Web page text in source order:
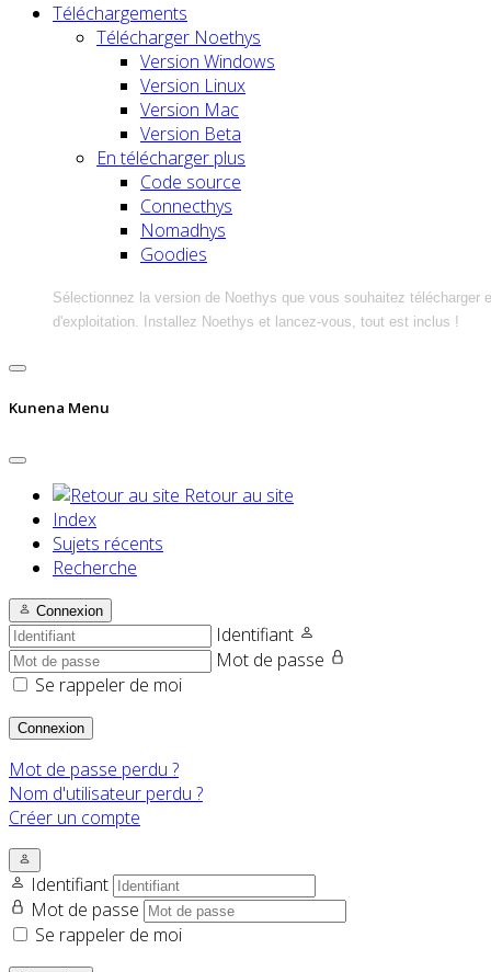
Téléchargements
Télécharger Noethys
Version Windows
Version Linux
Version Mac
Version Beta
En télécharger plus
Code source
Connecthys
Nomadhys
Goodies
Sélectionnez la version de Noethys que vous souhaitez télécharger
d'exploitation. Installez Noethys et lancez-vous, tout est inclus !
Kunena Menu
Retour au site
Index
Sujets récents
Recherche
Connexion
Identifiant
Mot de passe
Se rappeler de moi
Connexion
Mot de passe perdu ?
Nom d'utilisateur perdu ?
Créer un compte
Identifiant
Mot de passe
Se rappeler de moi